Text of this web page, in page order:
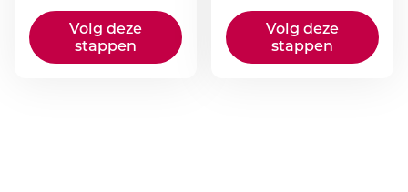
Volg deze
stappen
Volg deze
stappen